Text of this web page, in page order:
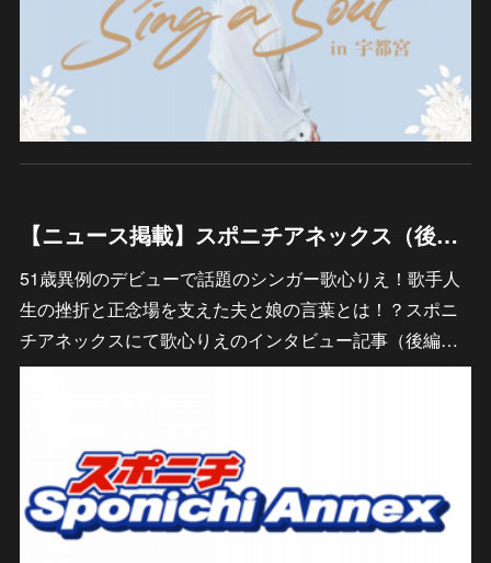
【ニュース掲載】スポニチアネックス（後編）
51歳異例のデビューで話題のシンガー歌心りえ！歌手人
生の挫折と正念場を支えた夫と娘の言葉とは！？スポニ
チアネックスにて歌心りえのインタビュー記事（後編…